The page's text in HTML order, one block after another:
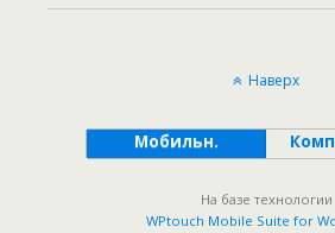
Наверх
Мобильн.
На базе технологии
WPtouch Mobile Suite for